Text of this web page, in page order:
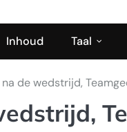
Inhoud Taal
de wedstrijd,